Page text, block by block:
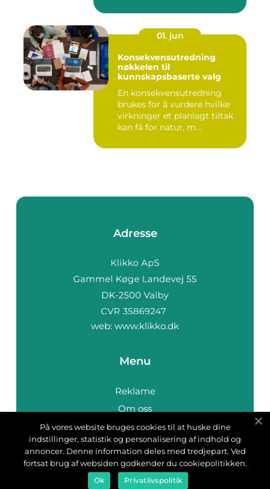
01. jun
Konsekvensutredning
nøkkelen til
kunnskapsbaserte valg
En konsekvensutredning
brukes for å vurdere hvilke
virkninger et planlagt tiltak
kan få for natur, m...
Adresse
web: www.klikko.dk
Menu
Reklame
Om oss
Cookies
Kontakt Oss
Sitemap
På vores website bruges cookies til at huske dine
indstillinger, statistik og personalisering af indhold og
annoncer. Denne information deles med tredjepart. Ved
fortsat brug af websiden godkender du cookiepolitikken.
Ok Privatlivspolitik